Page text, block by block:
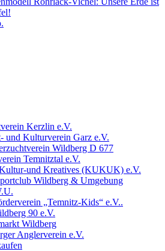
Kerzlin e.V.
und Kulturverein Garz e.V.
Wildberg D 677
Temnitztal e.V.
und Kreatives (KUKUK) e.V.
Wildberg & Umgebung
„Temnitz-Kids“ e.V..
90 e.V.
Wildberg
Anglerverein e.V.